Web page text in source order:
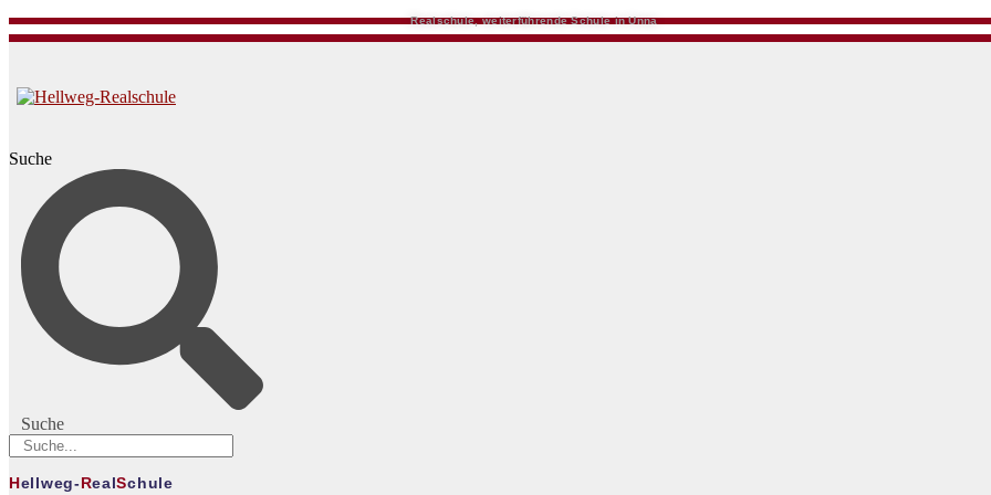
Realschule, weiterführende Schule in Unna
Suche
Suche
Hellweg-RealSchule